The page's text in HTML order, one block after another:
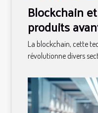
Blockchain
produits
entreprises
La blockchain, cette
révolutionne divers